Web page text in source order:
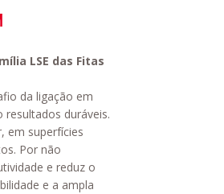
LSE das Fitas
da ligação em
resultados duráveis.
em superfícies
Por não
e reduz o
e a ampla